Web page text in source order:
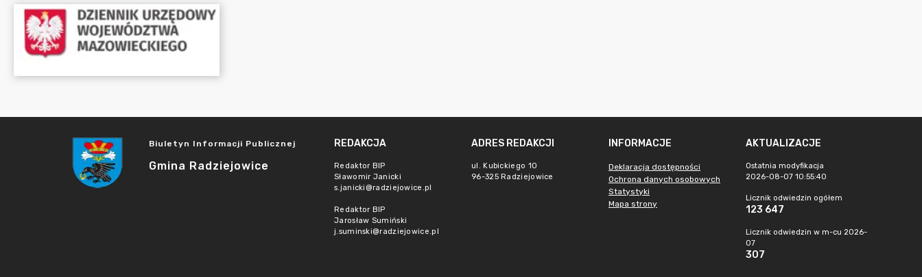
Biuletyn Informacji Publicznej
Gmina Radziejowice
REDAKCJA
Redaktor BIP
Sławomir Janicki
s.janicki@radziejowice.pl
Redaktor BIP
Jarosław Sumiński
j.suminski@radziejowice.pl
ADRES REDAKCJI
ul. Kubickiego 10
96-325 Radziejowice
INFORMACJE
Deklaracja dostępności
Ochrona danych osobowych
Statystyki
Mapa strony
AKTUALIZACJE
Ostatnia modyfikacja
2026-08-07 10:55:40
Licznik odwiedzin ogółem
123 647
Licznik odwiedzin w m-cu 2026-
07
307